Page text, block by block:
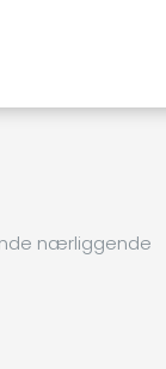
nærliggende